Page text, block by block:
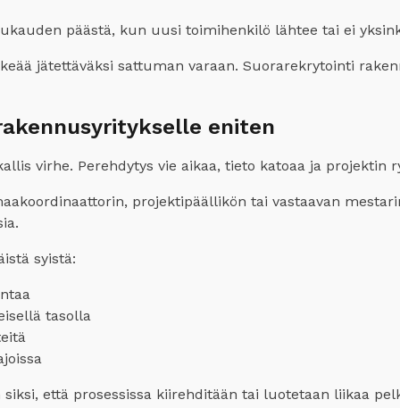
päästä, kun uusi toimihenkilö lähtee tai ei
jätettäväksi sattuman varaan. Suorarekrytointi
eniten
virhe. Perehdytys vie aikaa, tieto katoaa ja projektin
projektipäällikön tai vastaavan
syistä:
tasolla
että prosessissa kiirehditään tai luotetaan liikaa